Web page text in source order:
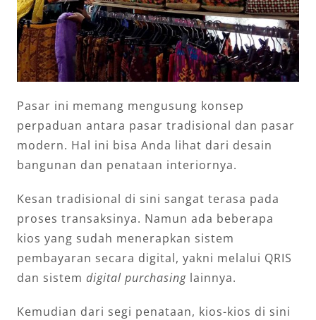
Pasar ini memang mengusung konsep
perpaduan antara pasar tradisional dan pasar
modern. Hal ini bisa Anda lihat dari desain
bangunan dan penataan interiornya.
Kesan tradisional di sini sangat terasa pada
proses transaksinya. Namun ada beberapa
kios yang sudah menerapkan sistem
pembayaran secara digital, yakni melalui QRIS
dan sistem digital purchasinglainnya.
Kemudian dari segi penataan, kios-kios di sini